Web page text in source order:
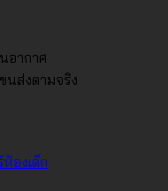
อากาศ
นส่งตามจริง
ห้องเด็ก